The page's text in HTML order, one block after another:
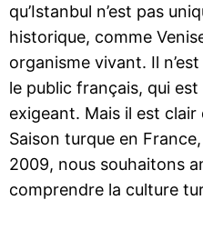
qu’Istanbul n’est pas
historique, comme
organisme vivant. Il
le public français, qui
exigeant. Mais il est clair
Saison turque en
2009, nous souhaitons
comprendre la culture